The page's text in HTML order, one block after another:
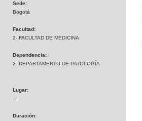
Sede:
Bogotá
Facultad:
2- FACULTAD DE MEDICINA
Dependencia:
2- DEPARTAMENTO DE PATOLOGÍA
Lugar:
---
Duración: